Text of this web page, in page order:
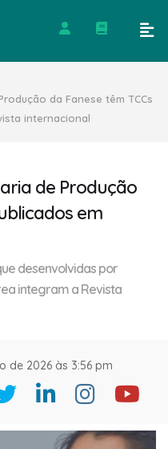
da Fanese têm TCCs
internacional
de Produção
em
desenvolvidas por
integram a Revista
de 2026 às 3:56 pm